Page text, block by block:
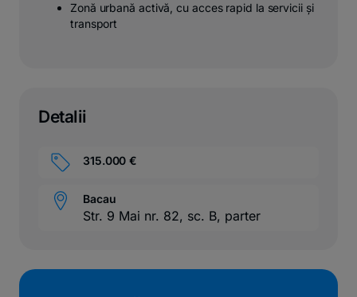
Zonă urbană activă, cu acces rapid la servicii și
transport
Detalii
315.000 €
Bacau
Str. 9 Mai nr. 82, sc. B, parter